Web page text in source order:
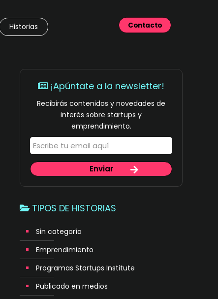
Contacto
Historias
¡Apúntate a la newsletter!
Recibirás contenidos y novedades de
interés sobre startups y
emprendimiento.
TIPOS DE HISTORIAS
Sin categoría
Emprendimiento
Programas Startups Institute
Publicado en medios